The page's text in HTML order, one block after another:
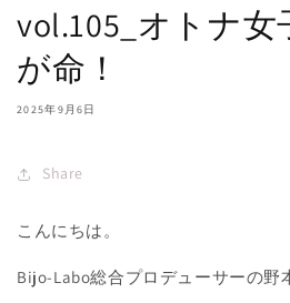
vol.105_オトナ
が命！
2025年9月6日
Share
こんにちは。
Bijo-Labo総合プロデューサーの野